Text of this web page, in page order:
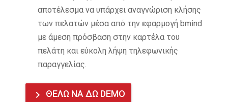
αποτέλεσμα να υπάρχει αναγνώριση κλήσης
των πελατών μέσα από την εφαρμογή bmind
με άμεση πρόσβαση στην καρτέλα του
πελάτη και εύκολη λήψη τηλεφωνικής
παραγγελίας.
keyboard_arrow_right ΘΕΛΩ ΝΑ ΔΩ DEMO